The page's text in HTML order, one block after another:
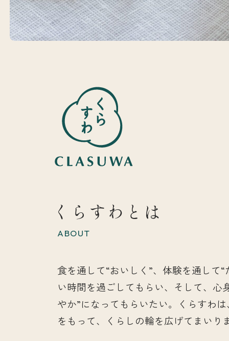
くらすわとは
ABOUT
食を通して“おいしく”、体験を通して“
い時間を過ごしてもらい、そして、心
やか”になってもらいたい。くらすわ
をもって、くらしの輪を広げてまいりま